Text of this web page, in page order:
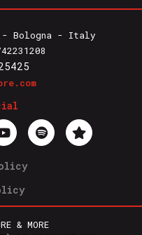
- Bologna - Italy
& MORE